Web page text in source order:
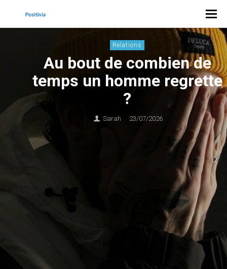
Relations
Au bout de combien de
temps un homme regrette
?
Sarah 23/07/2026